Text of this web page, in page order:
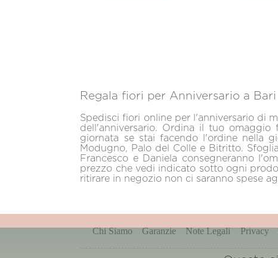
Regala fiori per Anniversario a Bari
Spedisci fiori online per l'anniversario di
dell'anniversario. Ordina il tuo
giornata se stai facendo l'ordine nella
Modugno, Palo del Colle e Bitritto.
Francesco e Daniela consegneranno
prezzo che vedi indicato sotto ogni
ritirare in negozio non ci saranno spese
Chi Siamo Garanzie Note Legali Privacy